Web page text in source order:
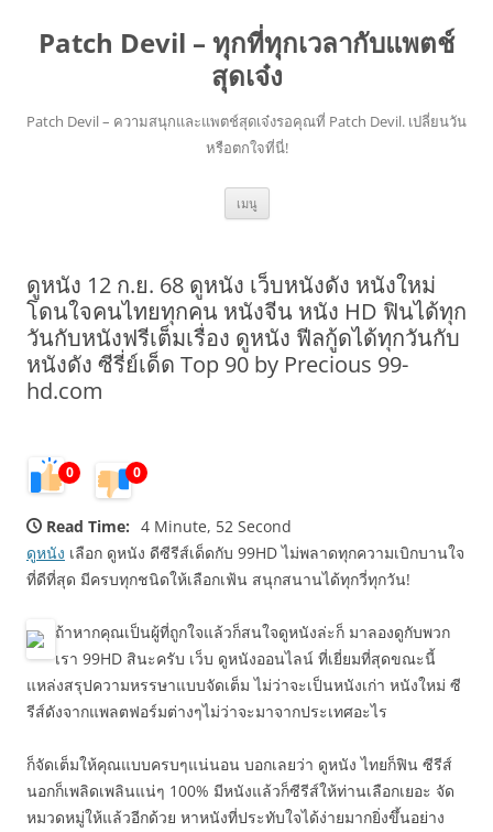
Patch Devil – ทุกที่ทุกเวลากับแพตช์
สุดเจ๋ง
Patch Devil – ความสนุกและแพตช์สุดเจ๋งรอคุณที่ Patch Devil. เปลี่ยนวัน
หรือตกใจที่นี่!
เมนู ข้าม
ยัง
ดูหนัง 12 ก.ย. 68 ดูหนัง เว็บหนังดัง หนังใหม่
โดนใจคนไทยทุกคน หนังจีน หนัง HD ฟินได้ทุก
วันกับหนังฟรีเต็มเรื่อง ดูหนัง ฟีลกู้ดได้ทุกวันกับ
หนังดัง ซีรี่ย์เด็ด Top 90 by Precious 99-
hd.com
0 0
Read Time: 4 Minute, 52 Second
ดูหนัง เลือก ดูหนัง ดีซีรีส์เด็ดกับ 99HD ไม่พลาดทุกความเบิกบานใจ
ที่ดีที่สุด มีครบทุกชนิดให้เลือกเฟ้น สนุกสนานได้ทุกวี่ทุกวัน!
ถ้าหากคุณเป็นผู้ที่ถูกใจแล้วก็สนใจดูหนังล่ะก็ มาลองดูกับพวก
เรา 99HD สินะครับ เว็บ ดูหนังออนไลน์ ที่เยี่ยมที่สุดขณะนี้
แหล่งสรุปความหรรษาแบบจัดเต็ม ไม่ว่าจะเป็นหนังเก่า หนังใหม่ ซี
รีส์ดังจากแพลตฟอร์มต่างๆไม่ว่าจะมาจากประเทศอะไร
ก็จัดเต็มให้คุณแบบครบๆแน่นอน บอกเลยว่า ดูหนัง ไทยก็ฟิน ซีรีส์
นอกก็เพลิดเพลินแน่ๆ 100% มีหนังแล้วก็ซีรีส์ให้ท่านเลือกเยอะ จัด
หมวดหมู่ให้แล้วอีกด้วย หาหนังที่ประทับใจได้ง่ายมากยิ่งขึ้นอย่าง